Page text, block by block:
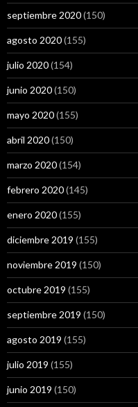
septiembre 2020(150)
agosto 2020(155)
julio 2020(154)
junio 2020(150)
mayo 2020(155)
abril 2020(150)
marzo 2020(154)
febrero 2020(145)
enero 2020(155)
diciembre 2019 (155)
noviembre 2019 (150)
octubre 2019 (155)
septiembre 2019 (150)
agosto 2019 (155)
julio 2019 (155)
junio 2019 (150)